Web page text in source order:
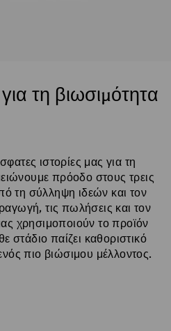
τη βιωσιμότητα
ιστορίες μας για τη
πρόοδο στους τρεις
τη σύλληψη ιδεών και τον
τις πωλήσεις και τον
χρησιμοποιούν το προϊόν
στάδιο παίζει καθοριστικό
πιο βιώσιμου μέλλοντος.